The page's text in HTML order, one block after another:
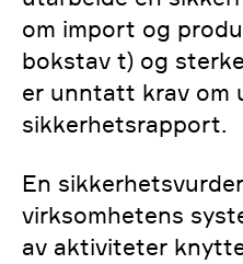
om import og
bokstav t) og
er unntatt krav om
sikkerhetsrapport.
En
virksomhetens
av aktiviteter